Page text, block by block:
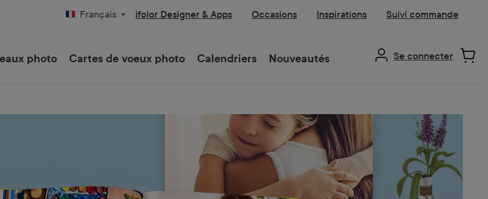
Français ifolor Designer & Apps Occasions Inspirations Suivi commande
photo Cartes de voeux photo Calendriers Nouveautés Se connecter